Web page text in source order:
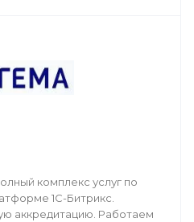
комплекс услуг по
1С-Битрикс.
аккредитацию. Работаем